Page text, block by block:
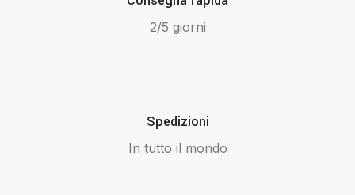
2/5 giorni
Spedizioni
In tutto il mondo